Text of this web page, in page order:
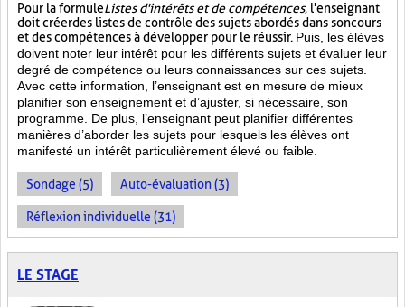
Pour la formuleListes d'intérêts et de compétences, l'enseignant
doit créer des listes de contrôle des sujets abordés dans son cours
et des compétences à développer pour le réussir. Puis, les élèves
doivent noter leur intérêt pour les différents sujets et évaluer leur
degré de compétence ou leurs connaissances sur ces sujets.
Avec cette information, l’enseignant est en mesure de mieux
planifier son enseignement et d’ajuster, si nécessaire, son
programme. De plus, l’enseignant peut planifier différentes
manières d’aborder les sujets pour lesquels les élèves ont
manifesté un intérêt particulièrement élevé ou faible.
Sondage (5) Auto-évaluation (3)
Réflexion individuelle (31)
LE STAGE